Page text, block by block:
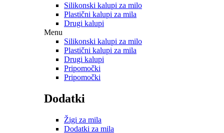
Silikonski kalupi za milo
Plastični kalupi za mila
Drugi kalupi
Menu
Silikonski kalupi za milo
Plastični kalupi za mila
Drugi kalupi
Pripomočki
Pripomočki
Dodatki
Žigi za mila
Dodatki za mila